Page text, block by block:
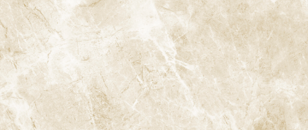
TEL：03-6915-1315
診療時間 月 火 水 木 金 土
日
9:00-13:00
● ▲ ● ● ● ●
★
14:00-18:00
● ▲ ● ● ● ● ★